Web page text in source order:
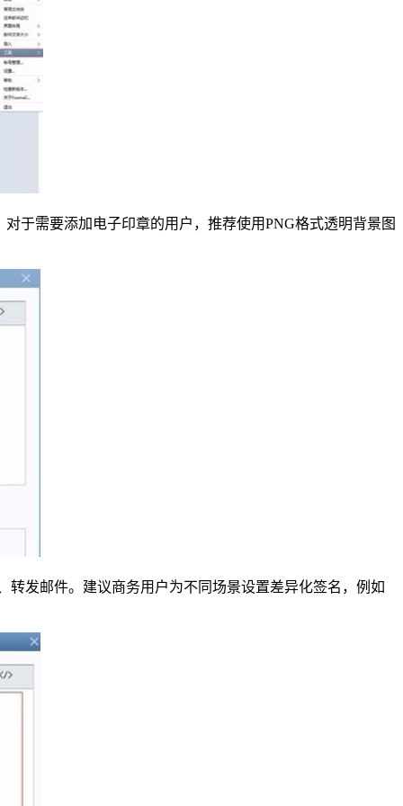
于需要添加电子印章的用户，推荐使用PNG格式透明背景图
发邮件。建议商务用户为不同场景设置差异化签名，例如